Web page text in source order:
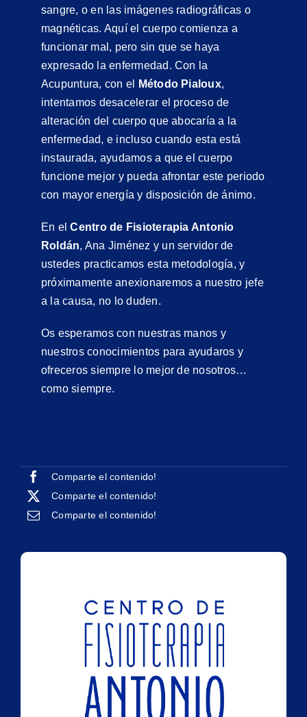
sangre, o en las imágenes radiográficas o
magnéticas. Aquí el cuerpo comienza a
funcionar mal, pero sin que se haya
expresado la enfermedad. Con la
Acupuntura, con el
Método Pialoux,
intentamos desacelerar el proceso de
alteración del cuerpo que abocaría a la
enfermedad, e incluso cuando esta está
instaurada, ayudamos a que el cuerpo
funcione mejor y pueda afrontar este periodo
con mayor energía y disposición de ánimo.
En elCentro de Fisioterapia Antonio
Roldán, Ana Jiménez y un servidor de
ustedes practicamos esta metodología, y
próximamente anexionaremos a nuestro jefe
a la causa, no lo duden.
Os esperamos con nuestras manos y
nuestros conocimientos para ayudaros y
ofreceros siempre lo mejor de nosotros…
como siempre.
Comparte el contenido!
Comparte el contenido!
Comparte el contenido!